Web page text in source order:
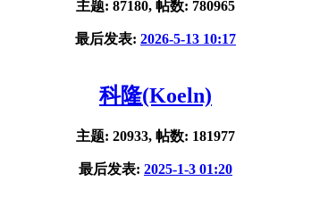
主题: 87180, 帖数: 780965
最后发表: 2026-5-13 10:17
科隆(Koeln)
主题: 20933, 帖数: 181977
最后发表: 2025-1-3 01:20